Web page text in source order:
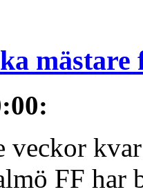
mästare
:
veckor
FF har